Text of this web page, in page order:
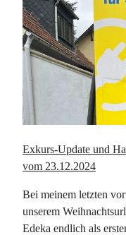
Exkurs-Update und
vom 23.12.2024
Bei meinem letzten
unserem
Edeka endlich als